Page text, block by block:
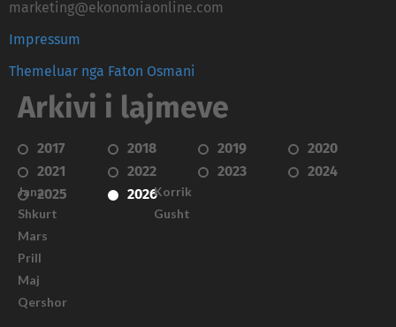
marketing@ekonomiaonline.com
Impressum
Themeluar nga Faton Osmani
Arkivi i lajmeve
2017 2018 2019
2020
2021
2022 2023
2024
2025
2026
Janar
Shkurt
Mars
Prill
Maj
Qershor
Korrik
Gusht